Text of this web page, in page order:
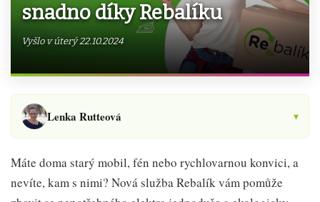
snadno díky Rebalíku
Vyšlo v úterý 22.10.2024
Lenka Rutteová ▾
Máte doma starý mobil, fén nebo rychlovarnou konvici, a
nevíte, kam s nimi? Nová služba Rebalík vám pomůže